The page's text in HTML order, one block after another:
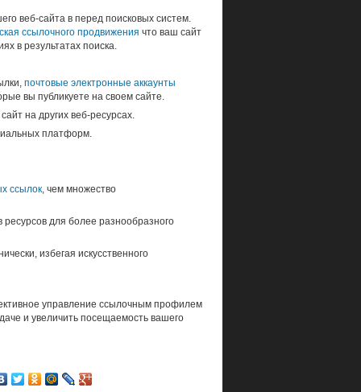
веб-сайта в перед поисковых систем.
ссылочного продвижения что ваш сайт
в результатах поиска.
почтовые электронные аккаунты
вы публикуете на своем сайте.
на других веб-ресурсах.
платформ.
ссылок, чем множество
для более разнообразного
избегая искусственного
управление ссылочным профилем
и увеличить посещаемость вашего